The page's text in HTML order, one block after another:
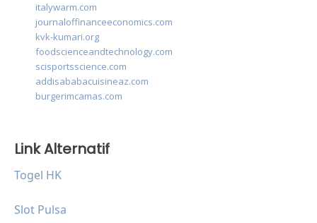
italywarm.com
journaloffinanceeconomics.com
kvk-kumari.org
foodscienceandtechnology.com
scisportsscience.com
addisababacuisineaz.com
burgerimcamas.com
Link Alternatif
Togel HK
Slot Pulsa